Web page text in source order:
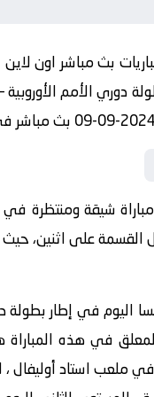
بث مباشر اون
– المستوى الثاني 2023-
شيقة ومنتظرة
القسمة على اثنين،
اليوم في إطار
في ملعب استاد